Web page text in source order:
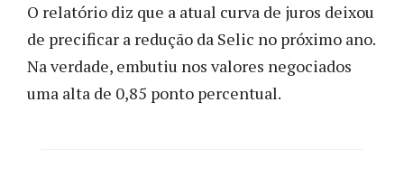
O relatório diz que a atual curva de juros deixou
de precificar a redução da Selic no próximo ano.
Na verdade, embutiu nos valores negociados
uma alta de 0,85 ponto percentual.